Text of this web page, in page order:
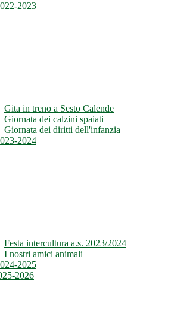
2023
Gita in treno a Sesto Calende
Giornata dei calzini spaiati
Giornata dei diritti dell'infanzia
2024
Festa intercultura a.s. 2023/2024
I nostri amici animali
2025
2026